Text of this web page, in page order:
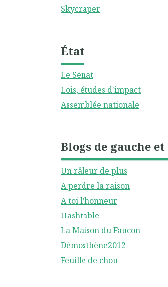
Skycraper
État
Le Sénat
Lois, études d'impact
Assemblée nationale
Blogs de gauche
Un râleur de plus
A perdre la raison
A toi l'honneur
Hashtable
La Maison du Faucon
Démosthène2012
Feuille de chou